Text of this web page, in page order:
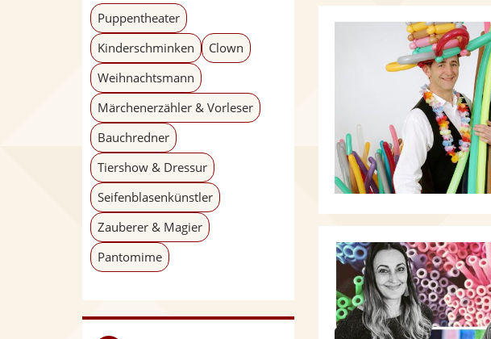
Puppentheater
Kinderschminken
Clown
Weihnachtsmann
Märchenerzähler & Vorleser
Bauchredner
Tiershow & Dressur
Seifenblasenkünstler
Zauberer & Magier
Pantomime